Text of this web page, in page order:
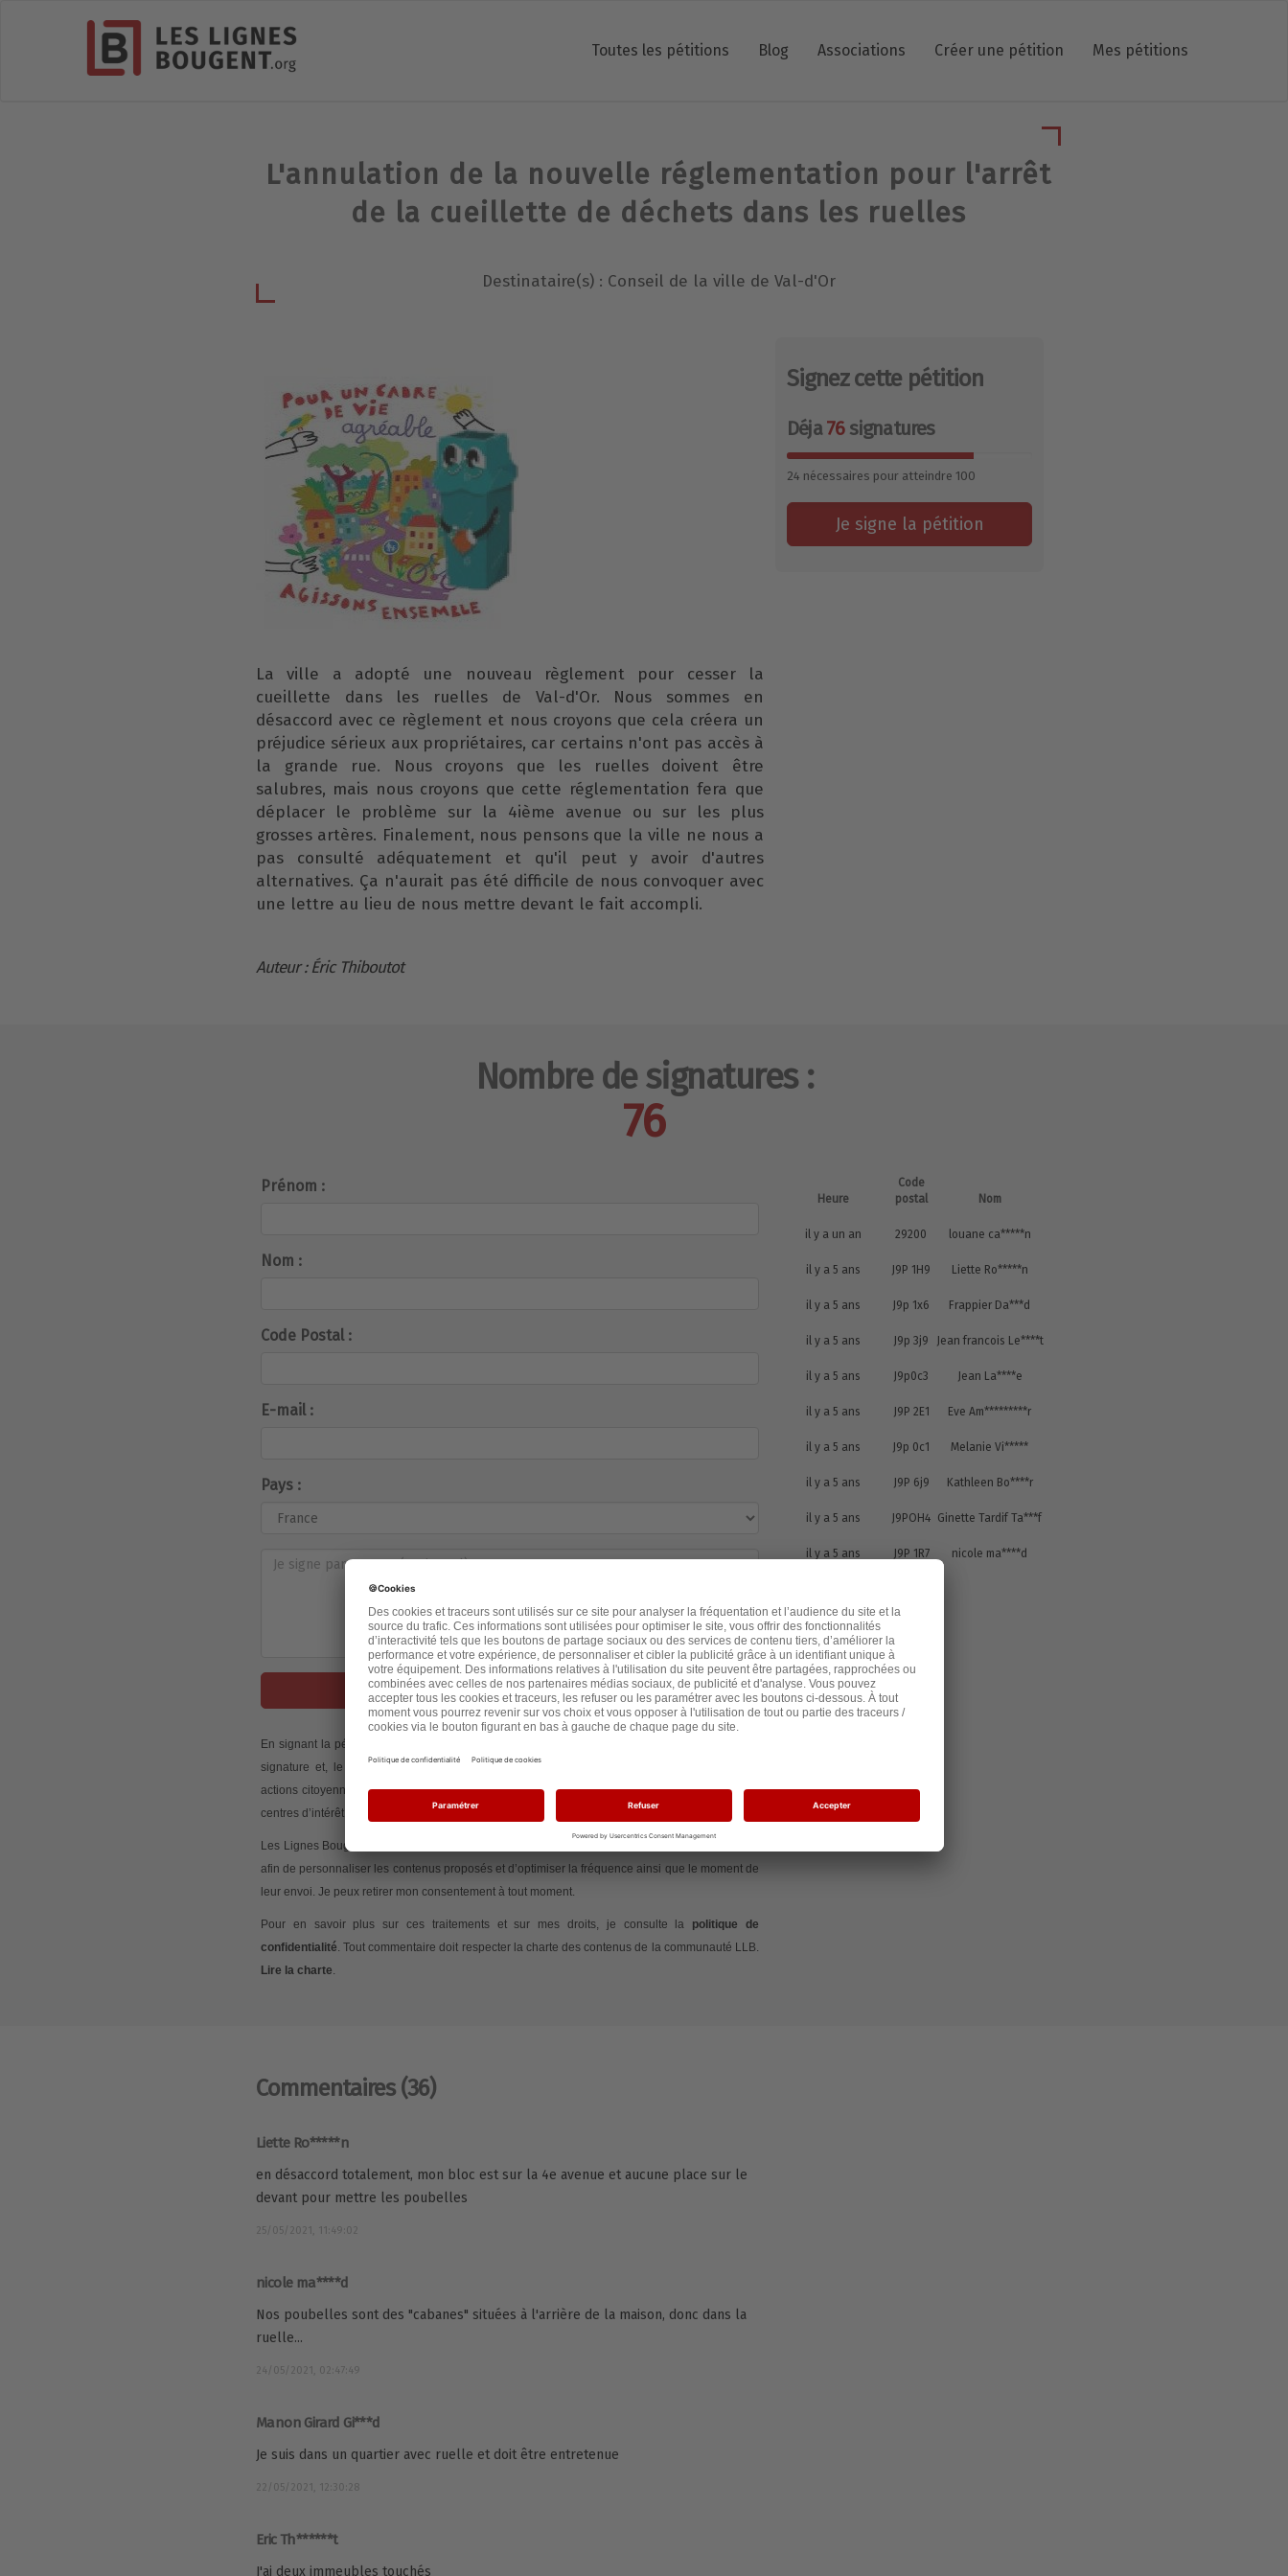
Toutes les pétitions Blog Associations Créer une pétition Mes pétitions
L'annulation de la nouvelle réglementation pour l'arrêt
de la cueillette de déchets dans les ruelles
Destinataire(s) : Conseil de la ville de Val-d'Or
La ville a adopté une nouveau règlement pour cesser la
cueillette dans les ruelles de Val-d'Or. Nous sommes en
désaccord avec ce règlement et nous croyons que cela créera un
préjudice sérieux aux propriétaires, car certains n'ont pas accès à
la grande rue. Nous croyons que les ruelles doivent être
salubres, mais nous croyons que cette réglementation fera que
déplacer le problème sur la 4ième avenue ou sur les plus
grosses artères. Finalement, nous pensons que la ville ne nous a
pas consulté adéquatement et qu'il peut y avoir d'autres
alternatives. Ça n'aurait pas été difficile de nous convoquer avec
une lettre au lieu de nous mettre devant le fait accompli.
Auteur : Éric Thiboutot
Signez cette pétition
Déja76signatures
24 nécessaires pour atteindre 100
Je signe la pétition
Nombre de signatures :
76
Prénom :
Nom :
Code Postal :
E-mail :
Pays :
Je signe la pétition
En signant la pétition, j’accepte que Les Lignes Bougent traite mes données afin de gérer ma
signature et, le cas échéant, mon commentaire. J’accepte également d’être informé(e) des
actions citoyennes initiées via Les Lignes Bougent et de recevoir des contenus adaptés à mes
centres d’intérêt.
Les Lignes Bougent peut mesurer si et quand j’ouvre ses emails, au moyen de pixels de suivi,
afin de personnaliser les contenus proposés et d’optimiser la fréquence ainsi que le moment de
leur envoi. Je peux retirer mon consentement à tout moment.
Pour en savoir plus sur ces traitements et sur mes droits, je consulte la politique de
confidentialité. Tout commentaire doit respecter la charte des contenus de la communauté LLB.
Lire la charte.
Heure
Code
postal
Nom
il y a un an 29200 louane ca*****n
il y a 5 ans J9P 1H9 Liette Ro*****n
il y a 5 ans J9p 1x6 Frappier Da***d
il y a 5 ans J9p 3j9 Jean francois Le****t
il y a 5 ans J9p0c3 Jean La****e
il y a 5 ans J9P 2E1 Eve Am*********r
il y a 5 ans J9p 0c1 Melanie Vi*****
il y a 5 ans J9P 6j9 Kathleen Bo****r
il y a 5 ans J9POH4 Ginette Tardif Ta***f
il y a 5 ans J9P 1R7 nicole ma****d
Commentaires (36)
Liette Ro*****n
en désaccord totalement, mon bloc est sur la 4e avenue et aucune place sur le
devant pour mettre les poubelles
25/05/2021, 11:49:02
nicole ma****d
Nos poubelles sont des "cabanes" situées à l'arrière de la maison, donc dans la
ruelle...
24/05/2021, 02:47:49
Manon Girard Gi***d
Je suis dans un quartier avec ruelle et doit être entretenue
22/05/2021, 12:30:28
Eric Th******t
J'ai deux immeubles touchés